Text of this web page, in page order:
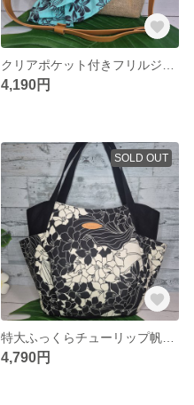
4,190円
SOLD OUT
4,790円